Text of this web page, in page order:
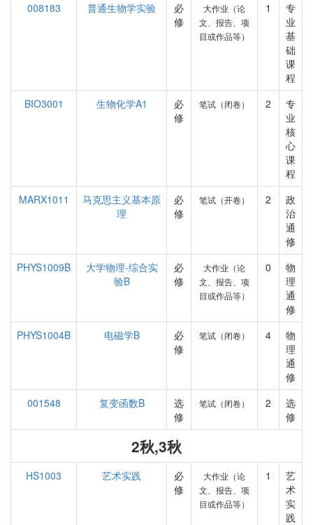
008183
普通生物学实验
必
修
大作业（论
文、报告、项
目或作品等）
1
专
业
基
础
课
程
BIO3001
生物化学A1
必
修
笔试（闭卷） 2
专
业
核
心
课
程
MARX1011
马克思主义基本原
理
必
修
笔试（开卷） 2
政
治
通
修
PHYS1009B
大学物理-综合实
验B
必
修
大作业（论
文、报告、项
目或作品等）
0
物
理
通
修
PHYS1004B
电磁学B
必
修
笔试（闭卷） 4
物
理
通
修
001548
复变函数B
选
修
笔试（闭卷） 2
选
修
2秋,3秋
HS1003 艺术实践
必
修
大作业（论
文、报告、项
目或作品等）
1
艺
术
实
践